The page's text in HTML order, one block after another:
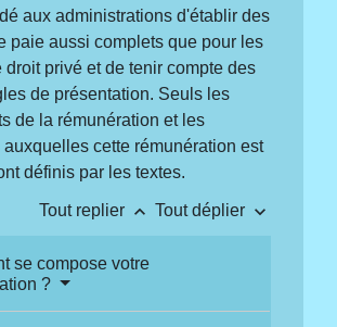
aux administrations d'établir des
paie aussi complets que pour les
droit privé et de tenir compte des
de présentation. Seuls les
de la rémunération et les
cette rémunération est
définis par les textes.
Tout replier keyboard_arrow_up Tout déplier keyboard_arrow_down
se compose votre
?